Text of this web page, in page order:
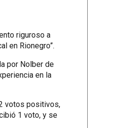
riguroso a
en Rionegro”.
por Nolber de
en la
votos positivos,
1 voto, y se